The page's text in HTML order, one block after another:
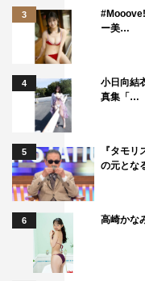
また、飲み過ぎた翌日
「パンツ一丁で寝て
ピソードの豊富さに、
撃を受ける。
AAA
3
ー美…
4
小日向結
真集「…
5
『タモ
の元とな
6 高崎かな